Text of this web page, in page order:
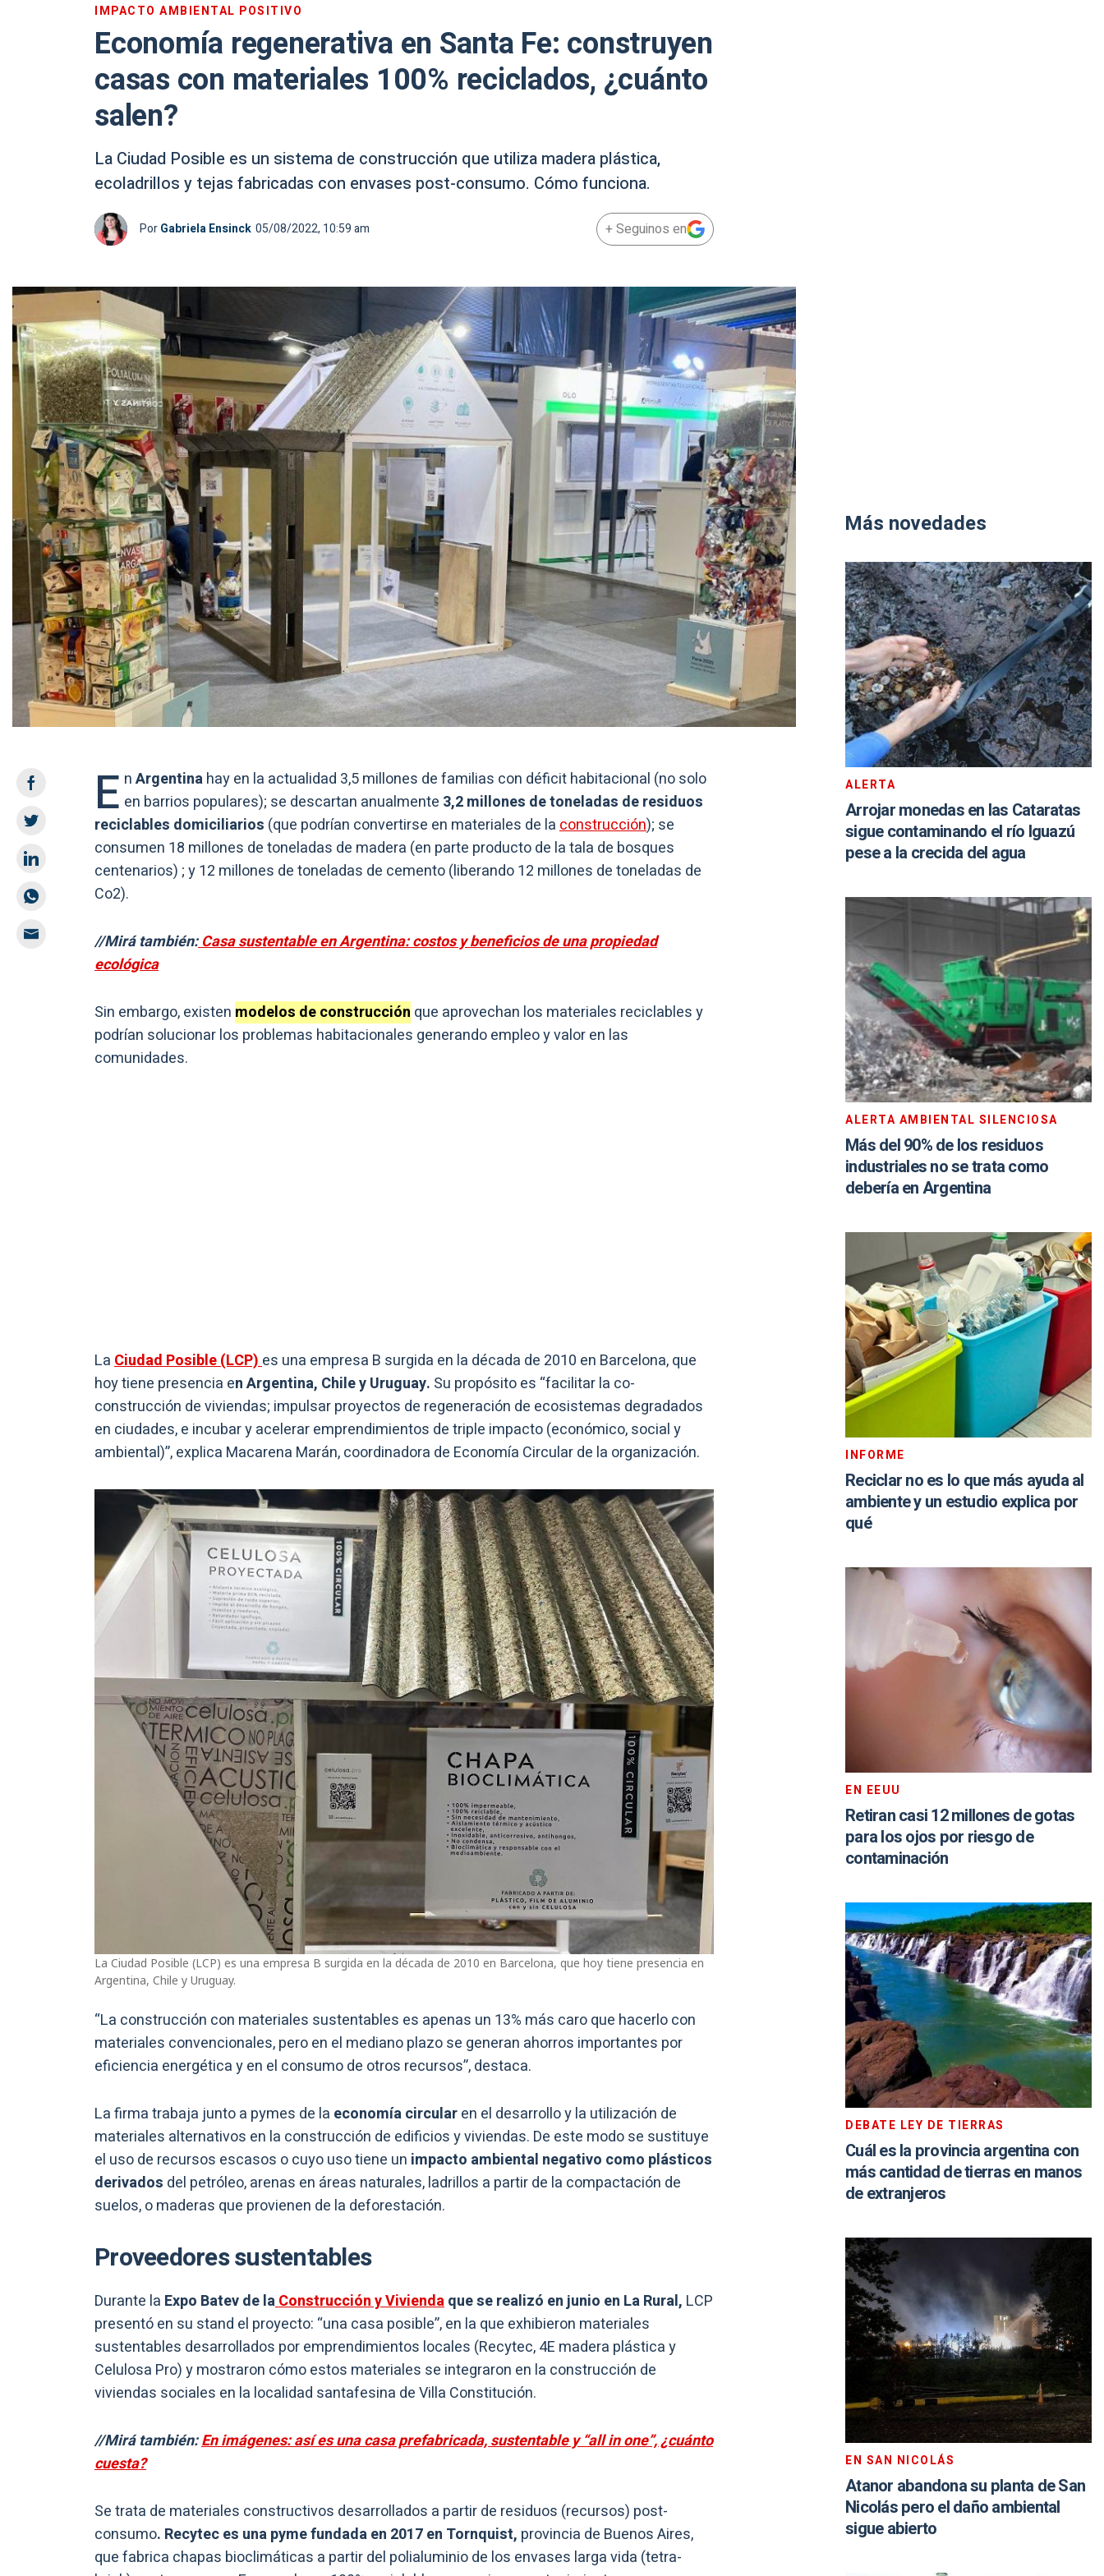
IMPACTO AMBIENTAL POSITIVO
Economía regenerativa en Santa Fe: construyen
casas con materiales 100% reciclados, ¿cuánto
salen?
La Ciudad Posible es un sistema de construcción que utiliza madera plástica,
ecoladrillos y tejas fabricadas con envases post-consumo. Cómo funciona.
PorGabriela Ensinck 05/08/2022, 10:59 am + Seguinos en
E nArgentinahay en la actualidad 3,5 millones de familias con déficit habitacional (no solo
en barrios populares); se descartan anualmente 3,2 millones de toneladas de residuos
reciclables domiciliarios (que podrían convertirse en materiales de laconstrucción); se
consumen 18 millones de toneladas de madera (en parte producto de la tala de bosques
centenarios) ; y 12 millones de toneladas de cemento (liberando 12 millones de toneladas de
Co2).
//Mirá también:Casa sustentable en Argentina: costos y beneficios de una propiedad
ecológica
Sin embargo, existen modelos de construcción que aprovechan los materiales reciclables y
podrían solucionar los problemas habitacionales generando empleo y valor en las
comunidades.
LaCiudad Posible (LCP)es una empresa B surgida en la década de 2010 en Barcelona, que
hoy tiene presencia en Argentina, Chile y Uruguay. Su propósito es “facilitar la co-
construcción de viviendas; impulsar proyectos de regeneración de ecosistemas degradados
en ciudades, e incubar y acelerar emprendimientos de triple impacto (económico, social y
ambiental)”, explica Macarena Marán, coordinadora de Economía Circular de la organización.
La Ciudad Posible (LCP) es una empresa B surgida en la década de 2010 en Barcelona, que hoy tiene presencia en
Argentina, Chile y Uruguay.
“La construcción con materiales sustentables es apenas un 13% más caro que hacerlo con
materiales convencionales, pero en el mediano plazo se generan ahorros importantes por
eficiencia energética y en el consumo de otros recursos”, destaca.
La firma trabaja junto a pymes de la economía circularen el desarrollo y la utilización de
materiales alternativos en la construcción de edificios y viviendas. De este modo se sustituye
el uso de recursos escasos o cuyo uso tiene un impacto ambiental negativo como plásticos
derivados del petróleo, arenas en áreas naturales, ladrillos a partir de la compactación de
suelos, o maderas que provienen de la deforestación.
Proveedores sustentables
Durante la Expo Batev de laConstrucción y Viviendaque se realizó en junio en La Rural, LCP
presentó en su stand el proyecto: “una casa posible”, en la que exhibieron materiales
sustentables desarrollados por emprendimientos locales (Recytec, 4E madera plástica y
Celulosa Pro) y mostraron cómo estos materiales se integraron en la construcción de
viviendas sociales en la localidad santafesina de Villa Constitución.
//Mirá también:En imágenes: así es una casa prefabricada, sustentable y “all in one”, ¿cuánto
cuesta?
Se trata de materiales constructivos desarrollados a partir de residuos (recursos) post-
consumo. Recytec es una pyme fundada en 2017 en Tornquist, provincia de Buenos Aires,
que fabrica chapas bioclimáticas a partir del polialuminio de los envases larga vida (tetra-
Más novedades
ALERTA
Arrojar monedas en las Cataratas
sigue contaminando el río Iguazú
pese a la crecida del agua
ALERTA AMBIENTAL SILENCIOSA
Más del 90% de los residuos
industriales no se trata como
debería en Argentina
INFORME
Reciclar no es lo que más ayuda al
ambiente y un estudio explica por
qué
EN EEUU
Retiran casi 12 millones de gotas
para los ojos por riesgo de
contaminación
DEBATE LEY DE TIERRAS
Cuál es la provincia argentina con
más cantidad de tierras en manos
de extranjeros
EN SAN NICOLÁS
Atanor abandona su planta de San
Nicolás pero el daño ambiental
sigue abierto